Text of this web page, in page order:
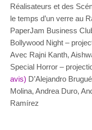
Réalisateurs et des
le temps d’un verre au
PaperJam Business
Bollywood Night –
Avec Rajni Kanth,
Special Horror –
avis) D’Alejandro
Molina, Andrea Duro,
Ramírez